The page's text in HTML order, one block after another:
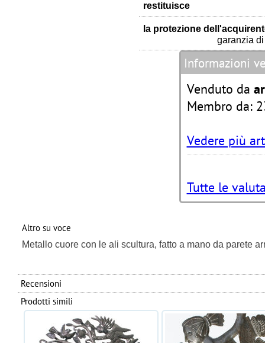
restituisce
la protezione
garanzia
Informazioni
Venduto da
Membro da:
Vedere più
Tutte le
Altro su voce
Metallo cuore con le ali scultura, fatto a mano da parete
Recensioni
Prodotti simili